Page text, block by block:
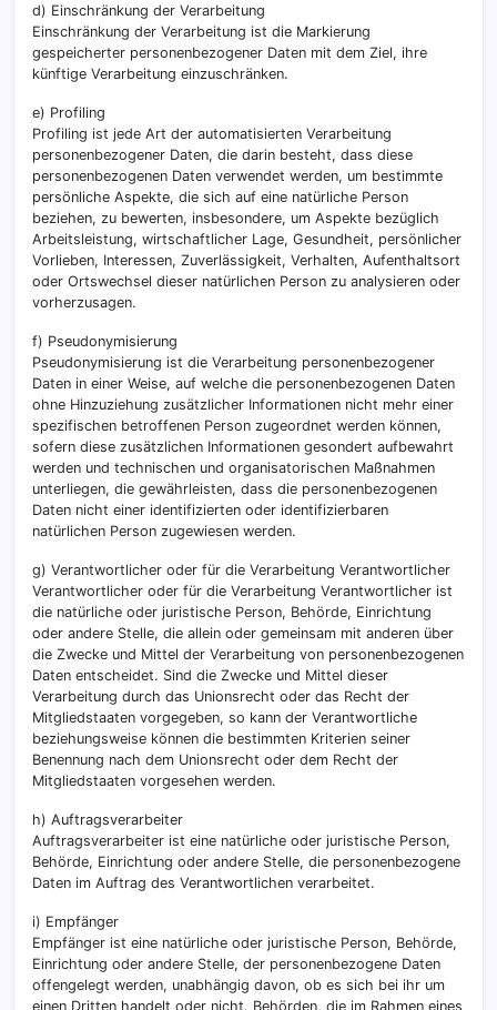
d) Einschränkung der Verarbeitung
Einschränkung der Verarbeitung ist die Markierung
gespeicherter personenbezogener Daten mit dem Ziel, ihre
künftige Verarbeitung einzuschränken.
e) Profiling
Profiling ist jede Art der automatisierten Verarbeitung
personenbezogener Daten, die darin besteht, dass diese
personenbezogenen Daten verwendet werden, um bestimmte
persönliche Aspekte, die sich auf eine natürliche Person
beziehen, zu bewerten, insbesondere, um Aspekte bezüglich
Arbeitsleistung, wirtschaftlicher Lage, Gesundheit, persönlicher
Vorlieben, Interessen, Zuverlässigkeit, Verhalten, Aufenthaltsort
oder Ortswechsel dieser natürlichen Person zu analysieren oder
vorherzusagen.
f) Pseudonymisierung
Pseudonymisierung ist die Verarbeitung personenbezogener
Daten in einer Weise, auf welche die personenbezogenen Daten
ohne Hinzuziehung zusätzlicher Informationen nicht mehr einer
spezifischen betroffenen Person zugeordnet werden können,
sofern diese zusätzlichen Informationen gesondert aufbewahrt
werden und technischen und organisatorischen Maßnahmen
unterliegen, die gewährleisten, dass die personenbezogenen
Daten nicht einer identifizierten oder identifizierbaren
natürlichen Person zugewiesen werden.
g) Verantwortlicher oder für die Verarbeitung Verantwortlicher
Verantwortlicher oder für die Verarbeitung Verantwortlicher ist
die natürliche oder juristische Person, Behörde, Einrichtung
oder andere Stelle, die allein oder gemeinsam mit anderen über
die Zwecke und Mittel der Verarbeitung von personenbezogenen
Daten entscheidet. Sind die Zwecke und Mittel dieser
Verarbeitung durch das Unionsrecht oder das Recht der
Mitgliedstaaten vorgegeben, so kann der Verantwortliche
beziehungsweise können die bestimmten Kriterien seiner
Benennung nach dem Unionsrecht oder dem Recht der
Mitgliedstaaten vorgesehen werden.
h) Auftragsverarbeiter
Auftragsverarbeiter ist eine natürliche oder juristische Person,
Behörde, Einrichtung oder andere Stelle, die personenbezogene
Daten im Auftrag des Verantwortlichen verarbeitet.
i) Empfänger
Empfänger ist eine natürliche oder juristische Person, Behörde,
Einrichtung oder andere Stelle, der personenbezogene Daten
offengelegt werden, unabhängig davon, ob es sich bei ihr um
einen Dritten handelt oder nicht. Behörden, die im Rahmen eines